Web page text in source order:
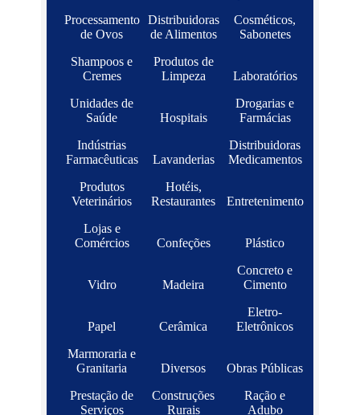
Processamento
de Ovos
Distribuidoras
de Alimentos
Cosméticos,
Sabonetes
Shampoos e
Cremes
Produtos de
Limpeza
Laboratórios
Unidades de
Saúde
Hospitais
Drogarias e
Farmácias
Indústrias
Farmacêuticas
Lavanderias
Distribuidoras
Medicamentos
Produtos
Veterinários
Hotéis,
Restaurantes
Entretenimento
Lojas e
Comércios
Confeções Plástico
Vidro Madeira
Concreto e
Cimento
Papel Cerâmica
Eletro-
Eletrônicos
Marmoraria e
Granitaria
Diversos
Obras Públicas
Prestação de
Serviços
Construções
Rurais
Ração e
Adubo